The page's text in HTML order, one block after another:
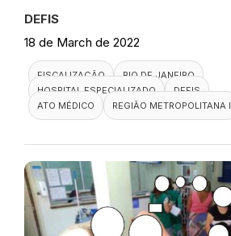
DEFIS
18 de March de 2022
FISCALIZAÇÃO
RIO DE JANEIRO
HOSPITAL ESPECIALIZADO
DEFIS
ATO MÉDICO
REGIÃO METROPOLITANA I